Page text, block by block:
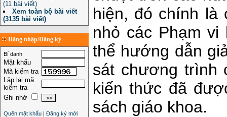
(11 bài viết)
Xem toàn bộ bài viết
(3135 bài viết)
Đăng nhập/Đăng ký
Bí danh
Mật khẩu
Mã kiểm tra
Lặp lại mã
kiểm tra
Ghi nhớ
Quên mật khẩu | Đăng ký mới
hiện, đó chính là
nhỏ các Phạm
thể hướng dẫn
sát chương trình
kiến thức đã
sách giáo khoa.